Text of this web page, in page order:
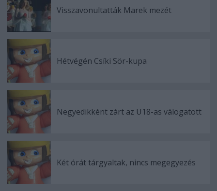
Visszavonultatták Marek mezét
Hétvégén Csíki Sör-kupa
Negyedikként zárt az U18-as válogatott
Két órát tárgyaltak, nincs megegyezés